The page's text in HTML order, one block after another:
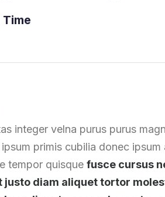
Time
integer velna purus purus
primis cubilia donec
tempor quisque fusce cursus
justo diam aliquet tortor